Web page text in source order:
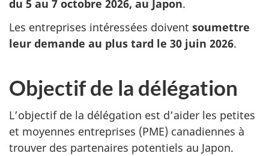
du 5 au 7 octobre 2026, au Japon.
Les entreprises intéressées doivent soumettre
leur demande au plus tard le 30 juin 2026.
Objectif de la délégation
L’objectif de la délégation est d’aider les petites
et moyennes entreprises (PME) canadiennes à
trouver des partenaires potentiels au Japon.